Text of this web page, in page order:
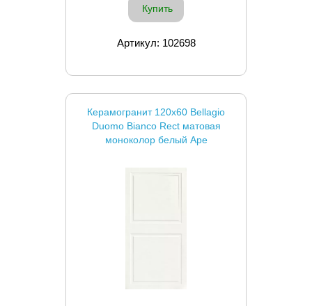
Купить
Артикул: 102698
Керамогранит 120x60 Bellagio
Duomo Bianco Rect матовая
моноколор белый Ape